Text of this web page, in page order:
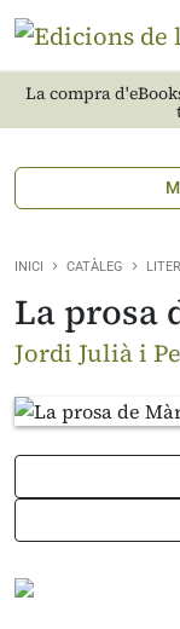
La compra
INICI CATÀLEG
La prosa
Jordi Julià i